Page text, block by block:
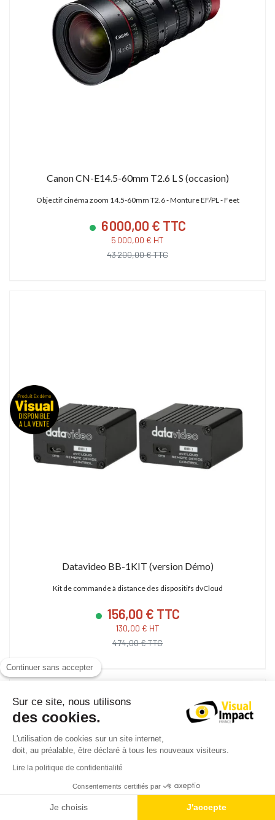
Canon CN-E14.5-60mm T2.6 L S (occasion)
Objectif cinéma zoom 14.5-60mm T2.6 - Monture EF/PL - Feet
6 000,00 € TTC
5 000,00 € HT
43 200,00 € TTC
Datavideo BB-1KIT (version Démo)
Kit de commande à distance des dispositifs dvCloud
156,00 € TTC
130,00 € HT
474,00 € TTC
Continuer sans accepter
Sur ce site, nous utilisons
des cookies.
L'utilisation de cookies sur un site internet,
doit, au préalable, être déclaré à tous les nouveaux visiteurs.
Lire la politique de confidentialité
Consentements certifiés par
Je choisis J'accepte